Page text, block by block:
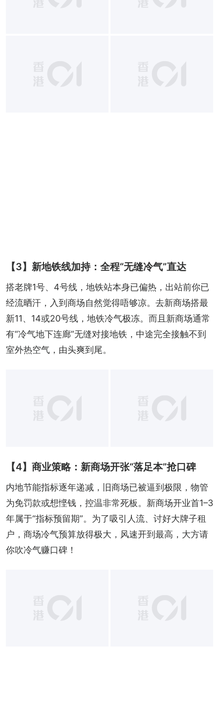
【3】新地铁线加持：全程“无缝冷气”直达
搭老牌1号、4号线，地铁站本身已偏热，出站前你已
经流晒汗，入到商场自然觉得唔够凉。去新商场搭最
新11、14或20号线，地铁冷气极冻。而且新商场通常
有“冷气地下连廊”无缝对接地铁，中途完全接触不到
室外热空气，由头爽到尾。
【4】商业策略：新商场开张“落足本”抢口碑
内地节能指标逐年递减，旧商场已被逼到极限，物管
为免罚款或想悭钱，控温非常死板。新商场开业首1–3
年属于“指标预留期”。为了吸引人流、讨好大牌子租
户，商场冷气预算放得极大，风速开到最高，大方请
你吹冷气赚口碑！